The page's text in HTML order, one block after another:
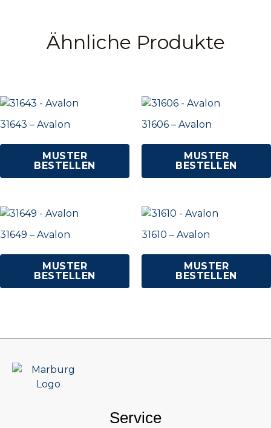
Ähnliche Produkte
31643 – Avalon
MUSTER
BESTELLEN
31606 – Avalon
MUSTER
BESTELLEN
31649 – Avalon
MUSTER
BESTELLEN
31610 – Avalon
MUSTER
BESTELLEN
Service